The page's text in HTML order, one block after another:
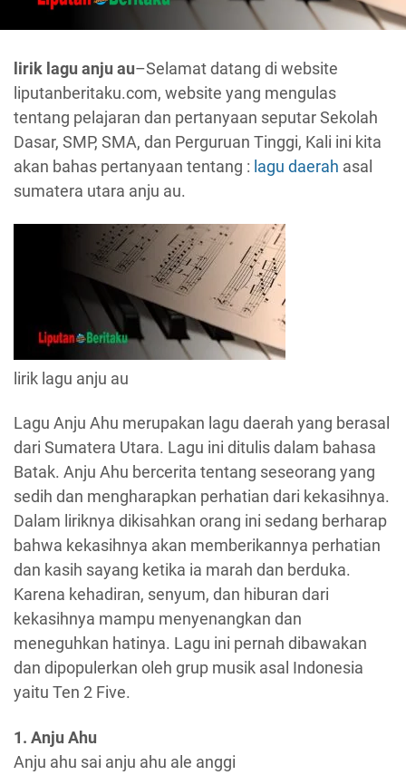
lirik lagu anju au–Selamat datang di website
liputanberitaku.com, website yang mengulas
tentang pelajaran dan pertanyaan seputar Sekolah
Dasar, SMP, SMA, dan Perguruan Tinggi, Kali ini kita
akan bahas pertanyaan tentang : lagu daerah asal
sumatera utara anju au.
lirik lagu anju au
Lagu Anju Ahu merupakan lagu daerah yang berasal
dari Sumatera Utara. Lagu ini ditulis dalam bahasa
Batak. Anju Ahu bercerita tentang seseorang yang
sedih dan mengharapkan perhatian dari kekasihnya.
Dalam liriknya dikisahkan orang ini sedang berharap
bahwa kekasihnya akan memberikannya perhatian
dan kasih sayang ketika ia marah dan berduka.
Karena kehadiran, senyum, dan hiburan dari
kekasihnya mampu menyenangkan dan
meneguhkan hatinya. Lagu ini pernah dibawakan
dan dipopulerkan oleh grup musik asal Indonesia
yaitu Ten 2 Five.
1. Anju Ahu
Anju ahu sai anju ahu ale anggi